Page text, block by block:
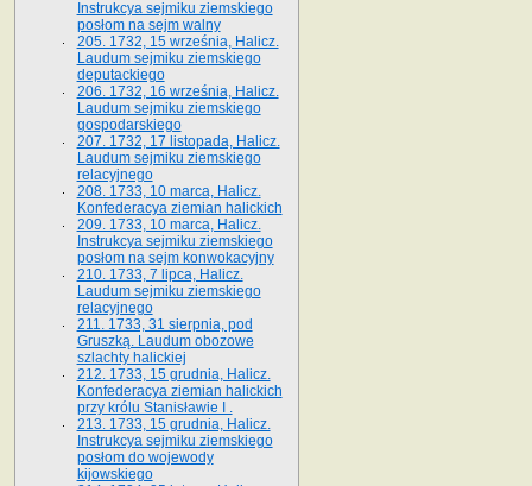
Instrukcya sejmiku ziemskiego
posłom na sejm walny
205. 1732, 15 września, Halicz.
Laudum sejmiku ziemskiego
deputackiego
206. 1732, 16 września, Halicz.
Laudum sejmiku ziemskiego
gospodarskiego
207. 1732, 17 listopada, Halicz.
Laudum sejmiku ziemskiego
relacyjnego
208. 1733, 10 marca, Halicz.
Konfederacya ziemian halickich­
209. 1733, 10 marca, Halicz.
Instrukcya sejmiku ziemskiego
posłom na sejm konwokacyjny
210. 1733, 7 lipca, Halicz.
Laudum sejmiku ziemskiego
relacyjnego
211. 1733, 31 sierpnia, pod
Gruszką. Laudum obozowe
szlachty halickiej
212. 1733, 15 grudnia, Halicz.
Konfederacya ziemian halickich
przy królu Stanisławie I .
213. 1733, 15 grudnia, Halicz.
Instrukcya sejmiku ziemskiego
posłom do wojewody
kijowskiego